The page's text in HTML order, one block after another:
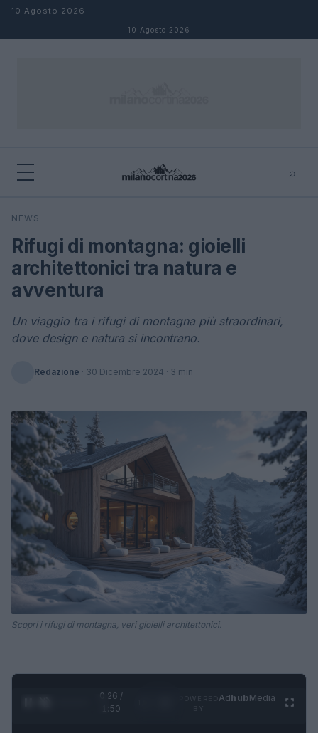
Salta al contenuto
10 Agosto 2026
10 Agosto 2026
⌕
Cerca
NEWS
Rifugi di montagna: gioielli
architettonici tra natura e
avventura
Un viaggio tra i rifugi di montagna più straordinari,
dove design e natura si incontrano.
Redazione · 30 Dicembre 2024 · 3 min
Scopri i rifugi di montagna, veri gioielli architettonici.
0:27 /
1:50
AdhubMedia